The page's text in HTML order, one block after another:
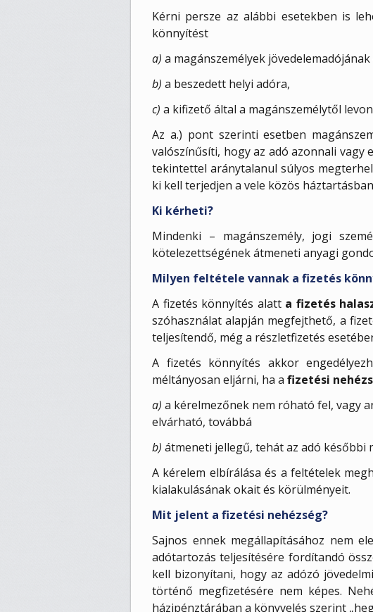
Kérni persze az alábbi esetekben is
könnyítést
a) a magánszemélyek
b) a beszedett helyi adóra,
c) a kifizető által a magánszemélytől
Az a.) pont szerinti esetben
valószínűsíti, hogy az adó azonnali vagy
tekintettel aránytalanul súlyos
ki kell terjedjen a vele közös
Ki kérheti?
Mindenki – magánszemély, jogi
kötelezettségének átmeneti anyagi
Milyen feltétele vannak a fizetés
A fizetés könnyítés alatt a fizetés
szóhasználat alapján megfejthető, a
teljesítendő, még a részletfizetés
A fizetés könnyítés akkor
méltányosan eljárni, ha a fizetési
a) a kérelmezőnek nem róható fel, vagy
elvárható, továbbá
b) átmeneti jellegű, tehát az adó későbbi
A kérelem elbírálása és a feltételek
kialakulásának okait és körülményeit.
Mit jelent a fizetési nehézség?
Sajnos ennek megállapításához nem
adótartozás teljesítésére fordítandó
kell bizonyítani, hogy az adózó
történő megfizetésére nem képes.
házipénztárában a könyvelés szerint